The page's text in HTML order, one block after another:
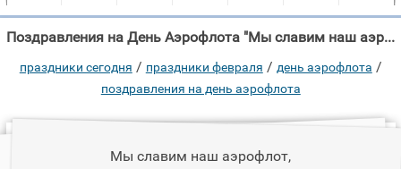
Поздравления на День Аэрофлота "Мы славим наш аэрофлот, Здесь уважения достоин каждый пилот, Нас самолёты"
праздники сегодня / праздники февраля / день аэрофлота /
поздравления на день аэрофлота
Мы славим наш аэрофлот,